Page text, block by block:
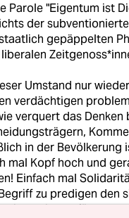
Parole "Eigentum ist
der
gepäppelten
Umstand nur
verdächtigen
verquert das Denken
in der Bevölkerung
mal Kopf hoch und
Einfach mal
zu predigen den
inhaltlich zu füllen.